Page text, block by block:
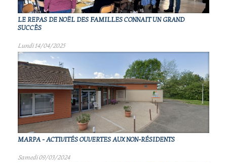
LE REPAS DE NOËL DES FAMILLES CONNAIT UN GRAND
SUCCÈS
Lundi 14/04/2025
MARPA - ACTIVITÉS OUVERTES AUX NON-RÉSIDENTS
Samedi 09/03/2024